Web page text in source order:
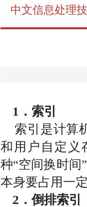
中文信息处理
1． 索引
索引是计算
和用户自定义
种“空间换时间
本身要占用一
2．倒排索引